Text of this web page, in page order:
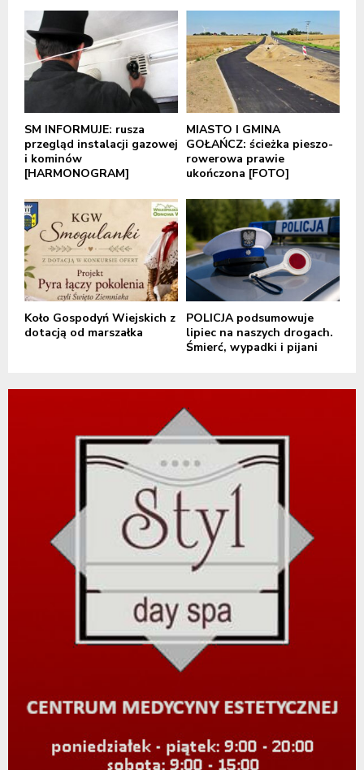
SM INFORMUJE: rusza
przegląd instalacji gazowej
i kominów
[HARMONOGRAM]
MIASTO I GMINA
GOŁAŃCZ: ścieżka pieszo-
rowerowa prawie
ukończona [FOTO]
Koło Gospodyń Wiejskich z
dotacją od marszałka
POLICJA podsumowuje
lipiec na naszych drogach.
Śmierć, wypadki i pijani